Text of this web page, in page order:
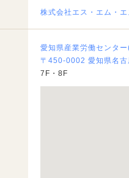
株式会社エス・エム・エ
愛知県産業労働センタ
〒450-0002 愛知県名
7F・8F